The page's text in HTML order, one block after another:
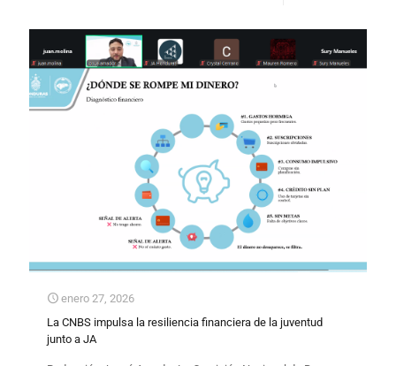
enero 27, 2026
La CNBS impulsa la resiliencia financiera de la juventud
junto a JA